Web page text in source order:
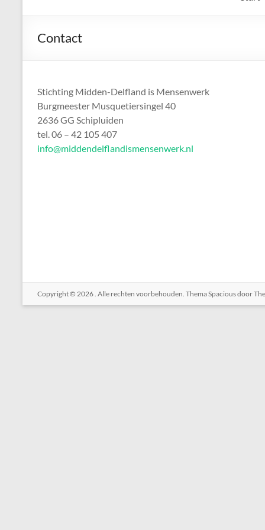
Contact
Stichting Midden-Delfland is Mensenwerk
Burgmeester Musquetiersingel 40
2636 GG Schipluiden
tel. 06 – 42 105 407
info@middendelflandismensenwerk.nl
Copyright © 2026 . Alle rechten voorbehouden. ThemaSpaciousdoor